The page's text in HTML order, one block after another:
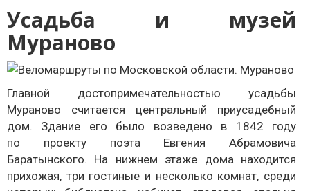
Усадьба и музей
Мураново
Главной достопримечательностью усадьбы
Мураново считается центральный приусадебный
дом. Здание его было возведено в 1842 году
по проекту поэта Евгения Абрамовича
Баратынского. На нижнем этаже дома находится
прихожая, три гостиные и несколько комнат, среди